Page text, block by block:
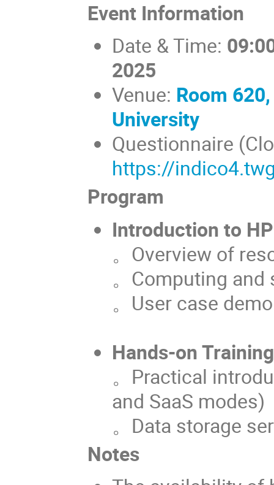
Event Information
Date & Time:
2025
Venue: Room
University
Questionnaire
https://
Program
Introduction to
。 Overview of
。Computing
。User case
Hands-on Training
。Practical
and SaaS modes)
。Data storage
Notes